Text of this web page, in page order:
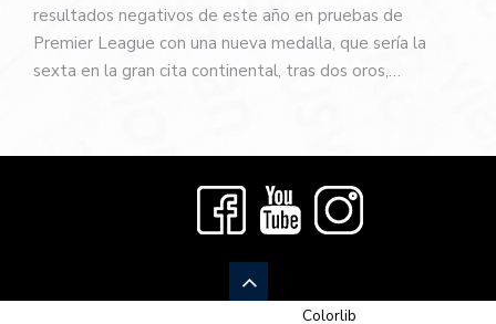
resultados negativos de este año en pruebas de
Premier League con una nueva medalla, que sería la
sexta en la gran cita continental, tras dos oros,…
Colorlib